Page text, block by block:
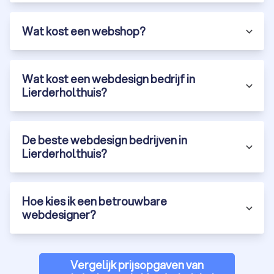
implementeren van nieuwe functionaliteiten. Een
hoger niveau tillen en jouw online aanwezigheid
Huisstijl laten ontwerpen
bedrijf. Een sterke huisstijl is essentieel voor een herkenbaar
en professioneel merkimago. Een webdesigner in
aansluit bij jouw doelgroep. Creëer een identiteit die blijft
hangen bij jouw klanten.
Hoe vind je de juiste webdesigner in
Lierderholthuis?
Bij Trustoo maken we het gemakkelijk om de juiste
Wat kost een webshop?
Wat kost een webdesign bedrijf in
Lierderholthuis?
De beste webdesign bedrijven in
Lierderholthuis?
Hoe kies ik een betrouwbare
webdesigner?
Vergelijk prijsopgaven van